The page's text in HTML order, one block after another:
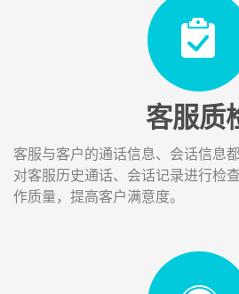
客服质
客服与客户的通话信息、会话信息
对客服历史通话、会话记录进行检
作质量，提高客户满意度。